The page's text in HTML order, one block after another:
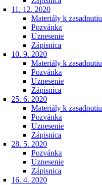
11. 12. 2020
Materiály k zasadnutiu
Pozvánka
Uznesenie
Zápisnica
10. 9. 2020
Materiály k zasadnutiu
Pozvánka
Uznesenie
Zápisnica
25. 6. 2020
Materiály k zasadnutiu
Pozvánka
Uznesenie
Zápisnica
28. 5. 2020
Pozvánka
Uznesenie
Zápisnica
16. 4. 2020